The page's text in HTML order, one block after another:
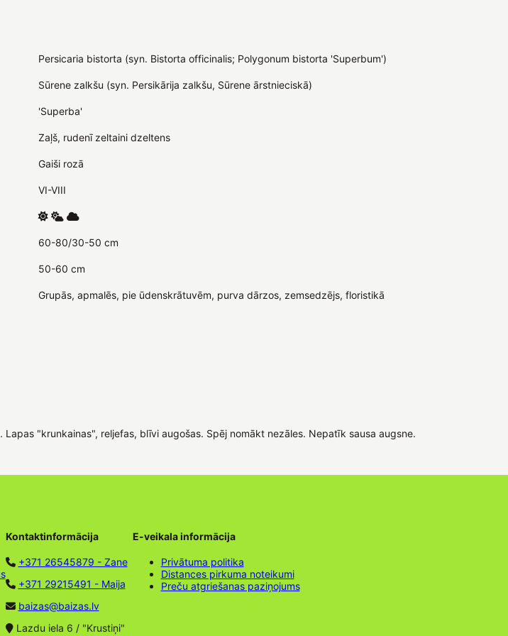
Persicaria bistorta (syn. Bistorta officinalis; Polygonum bistorta 'Superbum')
Sūrene zalkšu (syn. Persikārija zalkšu, Sūrene ārstnieciskā)
'Superba'
Zaļš, rudenī zeltaini dzeltens
Gaiši rozā
VI-VIII
60-80/30-50 cm
50-60 cm
Grupās, apmalēs, pie ūdenskrātuvēm, purva dārzos, zemsedzējs, floristikā
"krunkainas", reljefas, blīvi augošas. Spēj nomākt nezāles. Nepatīk sausa augsne.
Kontaktinformācija
+371 26545879 - Zane
+371 29215491 - Maija
baizas@baizas.lv
Lazdu iela 6 / "Krustiņi"
E-veikala informācija
Privātuma politika
Distances pirkuma noteikumi
Preču atgriešanas paziņojums